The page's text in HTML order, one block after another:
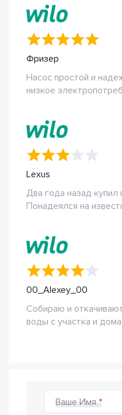
Фризер
Насос простой и
низкое
Lexus
Два года назад купил
Понадеялся на
00_Alexey_00
Собираю и
воды с участка и
Ваше Имя